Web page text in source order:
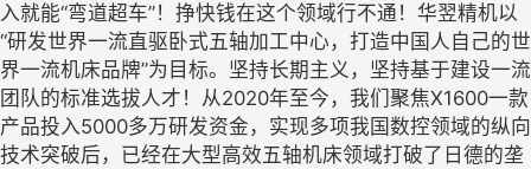
入就能“弯道超车”！挣快钱在这个领域行不通！华翌精机以
“研发世界一流直驱卧式五轴加工中心，打造中国人自己的世
界一流机床品牌”为目标。坚持长期主义，坚持基于建设一流
团队的标准选拔人才！从2020年至今，我们聚焦X1600一款
产品投入5000多万研发资金，实现多项我国数控领域的纵向
技术突破后，已经在大型高效五轴机床领域打破了日德的垄